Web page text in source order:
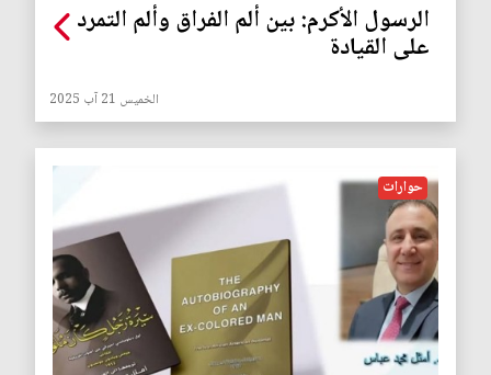
الرسول الأكرم: بين ألم الفراق وألم التمرد
على القيادة
الخميس 21 آب 2025
حوارات